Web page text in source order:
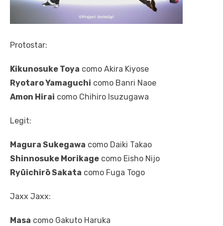
Protostar:
Kikunosuke Toya como Akira Kiyose
Ryotaro Yamaguchi como Banri Naoe
Amon Hirai como Chihiro Isuzugawa
Legit:
Magura Sukegawa como Daiki Takao
Shinnosuke Morikage como Eisho Nijo
Ryūichirō Sakata como Fuga Togo
Jaxx Jaxx:
Masa como Gakuto Haruka